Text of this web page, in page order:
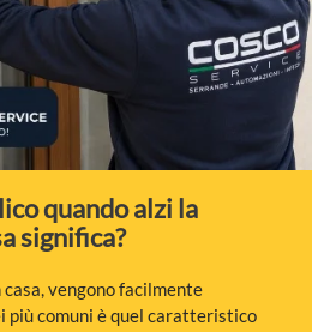
quando alzi la
significa?
vengono facilmente
più comuni è quel caratteristico